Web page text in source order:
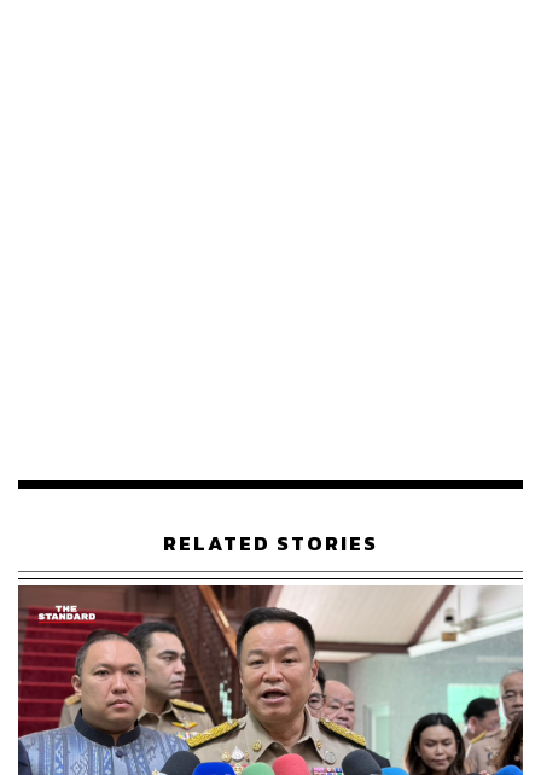
ในด้านการแพทย์ และการบริการสุขภาพ ซึ่งรัฐบาลก็ได้เร่ง
เดินหน้าพัฒนาและยกระดับประเทศไทย เพื่อมุ่งสู่การเป็น
ศูนย์กลางบริการเพื่อส่งเสริมสุขภาพ (Wellness Hub) จะเป็น
อีกหนึ่งกลไกสำคัญในการขับเคลื่อนเศรษฐกิจของประเทศ”
อนุชากล่าว
สำหรับเขื่อน กฟผ. นำร่อง 9 แห่ง ได้แก่
RELATED STORIES